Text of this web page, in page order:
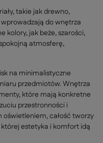
takie jak drewno,
do wnętrza
kolory, jak beże, szarości,
atmosferę,
na minimalistyczne
przedmiotów. Wnętrza
które mają konkretne
przestronności i
oświetleniem, całość tworzy
estetyka i komfort idą